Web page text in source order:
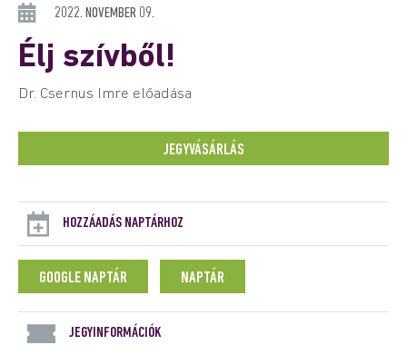
2022. NOVEMBER 09.
Élj szívből!
Dr. Csernus Imre előadása
JEGYVÁSÁRLÁS
HOZZÁADÁS NAPTÁRHOZ
GOOGLE NAPTÁR NAPTÁR
JEGYINFORMÁCIÓK